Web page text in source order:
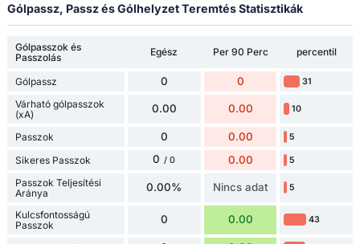
Gólpassz, Passz és Gólhelyzet Teremtés Statisztikák
Gólpasszok és
Passzolás
Egész Per 90 Perc percentil
Gólpassz 0 0 31
Várható gólpasszok
(xA)
0.00 0.00 10
Passzok 0 0.00 5
Sikeres Passzok 0 / 0 0.00 5
Passzok Teljesítési
Aránya
0.00% Nincs adat 5
Kulcsfontosságú
Passzok
0 0.00 43